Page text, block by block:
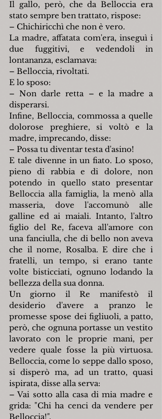
Il gallo, però, che da Belloccia era
stato sempre ben trattato, rispose:
– Chichiricchì che non è vero.
La madre, affatata com'era, inseguì i
due fuggitivi, e vedendoli in
lontananza, esclamava:
– Belloccia, rivoltati.
E lo sposo:
– Non darle retta – e la madre a
disperarsi.
Infine, Belloccia, commossa a quelle
dolorose preghiere, si voltò e la
madre, imprecando, disse:
– Possa tu diventar testa d'asino!
E tale divenne in un fiato. Lo sposo,
pieno di rabbia e di dolore, non
potendo in quello stato presentar
Belloccia alla famiglia, la menò alla
masseria, dove l'accomunò alle
galline ed ai maiali. Intanto, l'altro
figlio del Re, faceva all'amore con
una fanciulla, che di bello non aveva
che il nome, Rosalba. E dire che i
fratelli, un tempo, si erano tante
volte bisticciati, ognuno lodando la
bellezza della sua donna.
Un giorno il Re manifestò il
desiderio d'avere a pranzo le
promesse spose dei figliuoli, a patto,
però, che ognuna portasse un vestito
lavorato con le proprie mani, per
vedere quale fosse la più virtuosa.
Belloccia, come lo seppe dallo sposo,
si disperò ma, ad un tratto, quasi
ispirata, disse alla serva:
– Vai sotto alla casa di mia madre e
grida: "Chi ha cenci da vendere per
Belloccia!".